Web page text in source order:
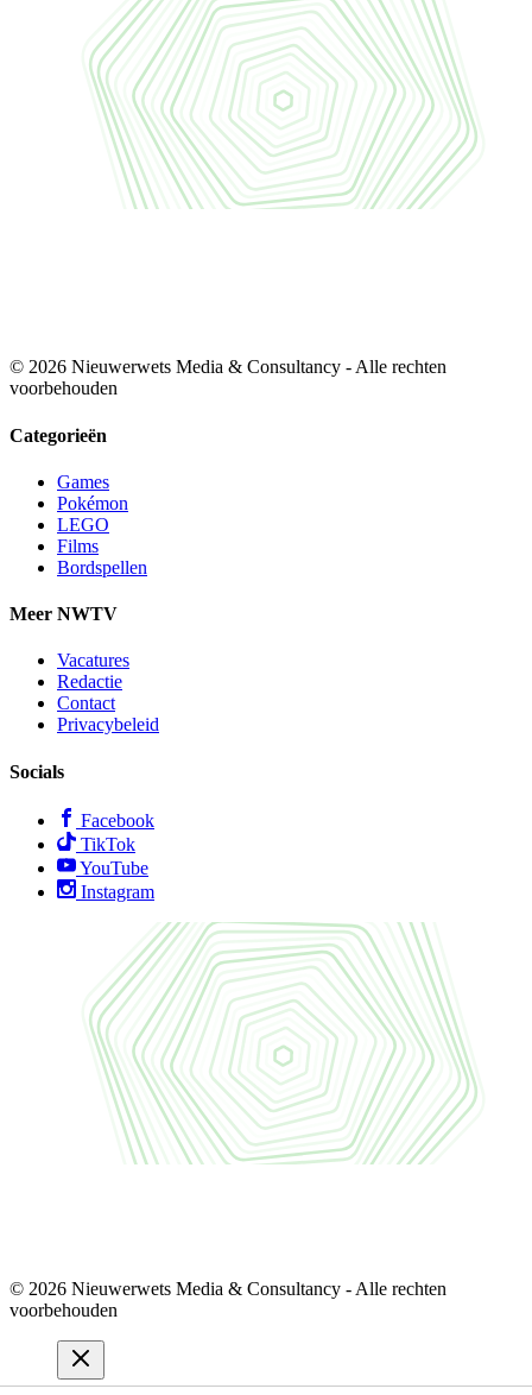
© 2026 Nieuwerwets Media & Consultancy - Alle rechten
voorbehouden
Categorieën
Games
Pokémon
LEGO
Films
Bordspellen
Meer NWTV
Vacatures
Redactie
Contact
Privacybeleid
Socials
Facebook
TikTok
YouTube
Instagram
© 2026 Nieuwerwets Media & Consultancy - Alle rechten
voorbehouden